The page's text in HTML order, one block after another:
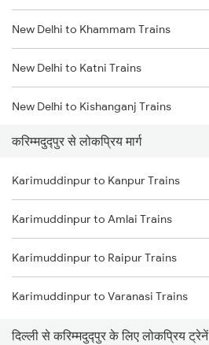
New Delhi to Khammam Trains
New Delhi to Katni Trains
New Delhi to Kishanganj Trains
New Delhi to Khanna Trains
New Delhi to Kanchausi Trains
New Delhi to Khandwa Trains
New Delhi to Kokrajhar Trains
New Delhi to Khusrupur Trains
New Delhi to Kolhapur Trains
करिम्मदुद्पुर से लोकप्रिय मार्ग
Karimuddinpur to Kanpur Trains
Karimuddinpur to Amlai Trains
Karimuddinpur to Raipur Trains
Karimuddinpur to Varanasi Trains
दिल्ली से करिम्मदुद्पुर के लिए लोकप्रिय ट्रेनें